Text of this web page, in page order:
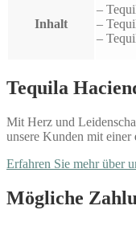
Inhalt
–
–
–
Tequila
Mit Herz und
unsere Kunden mit einer
Erfahren Sie mehr über
Mögliche